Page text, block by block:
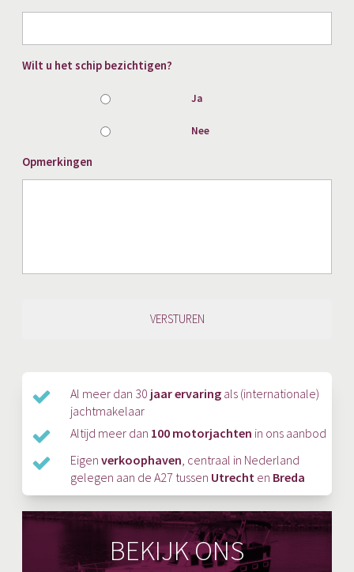
Wilt u het schip bezichtigen?
Ja
Nee
Opmerkingen
Al meer dan 30 jaar ervaring als (internationale)
jachtmakelaar
Altijd meer dan 100 motorjachten in ons aanbod
Eigenverkoophaven, centraal in Nederland
gelegen aan de A27 tussen Utrecht en Breda
BEKIJK ONS